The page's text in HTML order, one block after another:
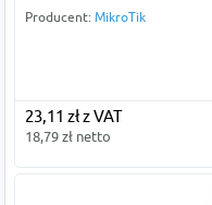
Producent: MikroTik
23,11 zł z VAT
18,79 zł netto